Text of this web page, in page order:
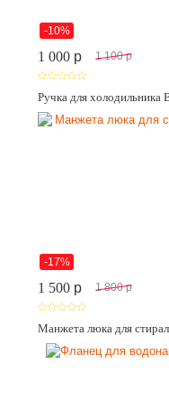
-10%
1 000 p 1 100 p
Ручка для
-17%
1 500 p 1 800 p
Манжета люка для